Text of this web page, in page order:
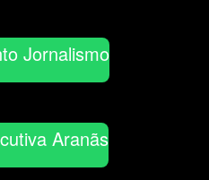
Jornalismo
Aranãs